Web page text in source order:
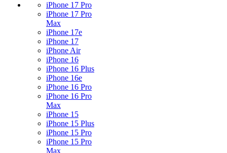
iPhone 17 Pro
iPhone 17 Pro
Max
iPhone 17e
iPhone 17
iPhone Air
iPhone 16
iPhone 16 Plus
iPhone 16e
iPhone 16 Pro
iPhone 16 Pro
Max
iPhone 15
iPhone 15 Plus
iPhone 15 Pro
iPhone 15 Pro
Max